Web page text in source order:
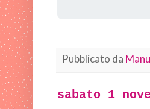
Pubblicato da
sabato 1